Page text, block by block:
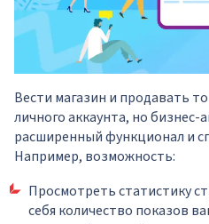
Вести магазин и продавать
личного аккаунта, но бизнес-
расширенный функционал и
Например, возможность:
Просмотреть статистику
себя количество показов